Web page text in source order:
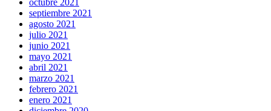
septiembre 2021
agosto 2021
julio 2021
junio 2021
mayo 2021
abril 2021
marzo 2021
febrero 2021
enero 2021